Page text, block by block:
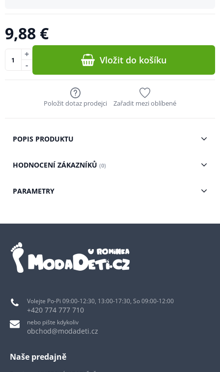
9,88 €
-
+ Vložit do košíku
Položit dotaz prodejci Zařadit mezi oblíbené
POPIS PRODUKTU
HODNOCENÍ ZÁKAZNÍKŮ (0)
PARAMETRY
Volejte Po-Pi 09:00-12:30, 13:00-17:30, So 09:00-12:00
+420 774 777 710
nebo pište kdykoliv
obchod@modadeti.cz
Naše predajně